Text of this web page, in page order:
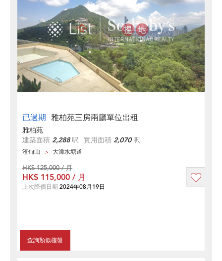
已過期 雅柏苑三房兩廳單位出租
雅柏苑
建築面積 2,288呎 實用面積 2,070呎
渣甸山 大潭水塘道
查詢類似樓盤
HK$ 125,000 / 月
HK$ 115,000 / 月
上次降價日期 2024年08月19日